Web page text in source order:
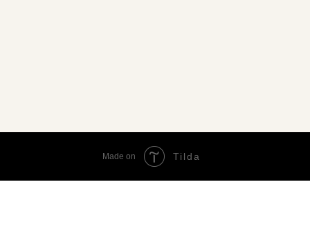
Made on Tilda